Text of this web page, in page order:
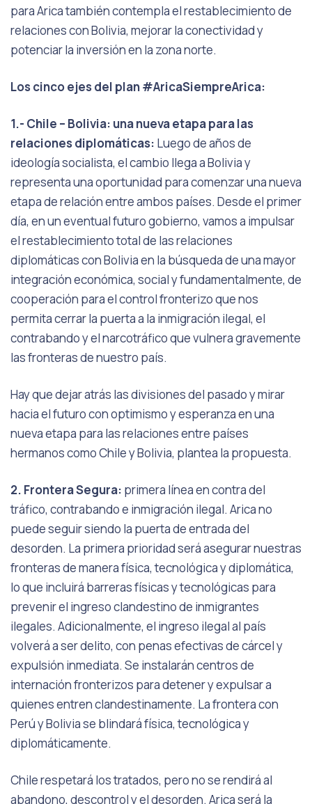
para Arica también contempla el restablecimiento de
relaciones con Bolivia, mejorar la conectividad y
potenciar la inversión en la zona norte.
Los cinco ejes del plan #AricaSiempreArica:
1.- Chile – Bolivia: una nueva etapa para las
relaciones diplomáticas: Luego de años de
ideología socialista, el cambio llega a Bolivia y
representa una oportunidad para comenzar una nueva
etapa de relación entre ambos países. Desde el primer
día, en un eventual futuro gobierno, vamos a impulsar
el restablecimiento total de las relaciones
diplomáticas con Bolivia en la búsqueda de una mayor
integración económica, social y fundamentalmente, de
cooperación para el control fronterizo que nos
permita cerrar la puerta a la inmigración ilegal, el
contrabando y el narcotráfico que vulnera gravemente
las fronteras de nuestro país.
Hay que dejar atrás las divisiones del pasado y mirar
hacia el futuro con optimismo y esperanza en una
nueva etapa para las relaciones entre países
hermanos como Chile y Bolivia, plantea la propuesta.
2. Frontera Segura: primera línea en contra del
tráfico, contrabando e inmigración ilegal. Arica no
puede seguir siendo la puerta de entrada del
desorden. La primera prioridad será asegurar nuestras
fronteras de manera física, tecnológica y diplomática,
lo que incluirá barreras físicas y tecnológicas para
prevenir el ingreso clandestino de inmigrantes
ilegales. Adicionalmente, el ingreso ilegal al país
volverá a ser delito, con penas efectivas de cárcel y
expulsión inmediata. Se instalarán centros de
internación fronterizos para detener y expulsar a
quienes entren clandestinamente. La frontera con
Perú y Bolivia se blindará física, tecnológica y
diplomáticamente.
Chile respetará los tratados, pero no se rendirá al
abandono, descontrol y el desorden. Arica será la